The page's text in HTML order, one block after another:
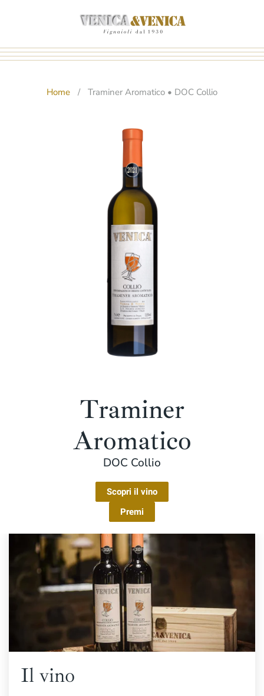
al
contenuto
Traminer
Aromatico
DOC Collio
Scopri il vino
Premi
Home Traminer Aromatico • DOC Collio
Il vino